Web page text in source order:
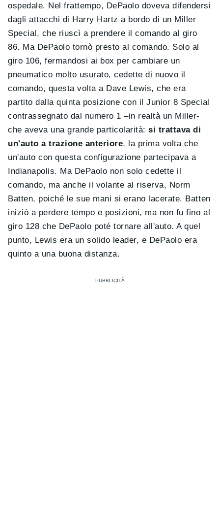
ospedale. Nel frattempo, DePaolo doveva difendersi
dagli attacchi di Harry Hartz a bordo di un Miller
Special, che riuscì a prendere il comando al giro
86. Ma DePaolo tornò presto al comando. Solo al
giro 106, fermandosi ai box per cambiare un
pneumatico molto usurato, cedette di nuovo il
comando, questa volta a Dave Lewis, che era
partito dalla quinta posizione con il Junior 8 Special
contrassegnato dal numero 1 –in realtà un Miller-
che aveva una grande particolarità:si trattava di
un'auto a trazione anteriore, la prima volta che
un'auto con questa configurazione partecipava a
Indianapolis. Ma DePaolo non solo cedette il
comando, ma anche il volante al riserva, Norm
Batten, poiché le sue mani si erano lacerate. Batten
iniziò a perdere tempo e posizioni, ma non fu fino al
giro 128 che DePaolo poté tornare all'auto. A quel
punto, Lewis era un solido leader, e DePaolo era
quinto a una buona distanza.